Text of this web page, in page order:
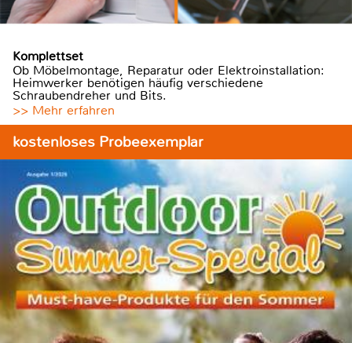
Komplettset
Ob Möbelmontage, Reparatur oder Elektroinstallation:
Heimwerker benötigen häufig verschiedene
Schraubendreher und Bits.
>> Mehr erfahren
kostenloses Probeexemplar